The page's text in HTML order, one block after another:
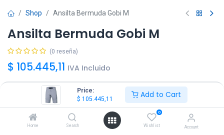
Price:
$ 105.445,11 Add to Cart
Home Search
0
Wishlist Account
Shop Ansilta Bermuda Gobi M
Ansilta Bermuda Gobi M
(0 reseña)
$ 105.445,11 IVA Incluido